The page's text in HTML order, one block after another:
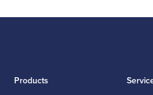
Products